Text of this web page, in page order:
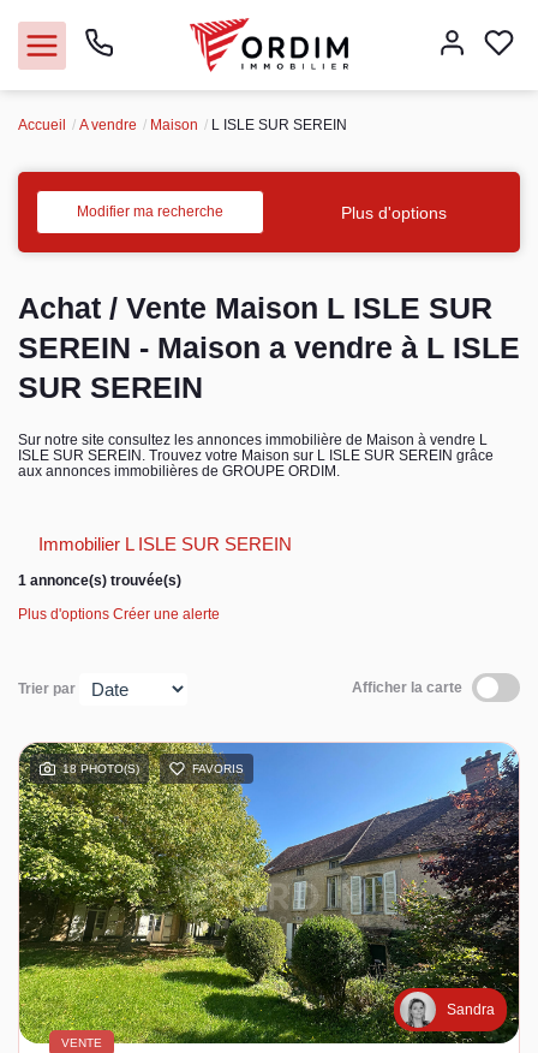
Acheter
Vendre
Immobilier pro
Faire gérer
Syndic
Espace client
Accueil A vendre Maison L ISLE SUR SEREIN
Modifier ma recherche Plus d'options
Achat / Vente Maison L ISLE SUR
SEREIN - Maison a vendre à L ISLE
SUR SEREIN
Sur notre site consultez les annonces immobilière de Maison à vendre L
ISLE SUR SEREIN. Trouvez votre Maison sur L ISLE SUR SEREIN grâce
aux annonces immobilières de GROUPE ORDIM.
Immobilier L ISLE SUR SEREIN
1 annonce(s) trouvée(s)
Plus d'options Créer une alerte
Trier par Afficher la carte
18 PHOTO(S) FAVORIS
Sandra
VENTE